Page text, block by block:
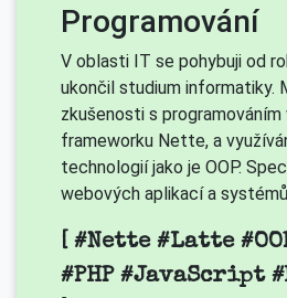
Programování
V oblasti IT se pohybuji od
ukončil studium informatiky.
zkušenosti s programováním
frameworku Nette, a
technologií jako je OOP.
webových aplikací a
[ #Nette #Latte
#PHP #JavaScript